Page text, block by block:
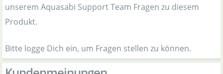
unserem Aquasabi Support Team Fragen zu diesem
Produkt.
Bitte logge Dich ein, um Fragen stellen zu können.